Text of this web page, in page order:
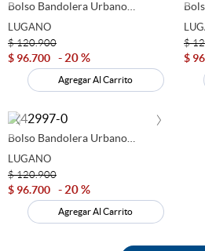
Bolso Bandolera Urbano
LUGANO
$ 120.900
$ 96.700 20 %
Agregar Al Carrito
$
$ 96
‹ ›
Bolso Bandolera Urbano
LUGANO
$ 120.900
$ 96.700 20 %
Agregar Al Carrito